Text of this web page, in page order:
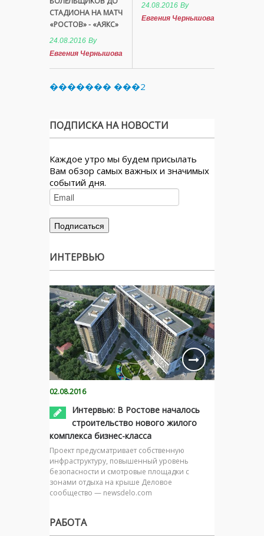
СТАДИОНА НА МАТЧ
«РОСТОВ» - «АЯКС»
24.08.2016 By
Евгения Чернышова
24.08.2016 By
Евгения Чернышова
������� ���2
ПОДПИСКА НА НОВОСТИ
Каждое утро мы будем присылать
Вам обзор самых важных и значимых
событий дня.
ИНТЕРВЬЮ
02.08.2016
Интервью: В Ростове началось
строительство нового жилого
комплекса бизнес-класса
Проект предусматривает собственную
инфраструктуру, повышенный уровень
безопасности и смотровые площадки с
зонами отдыха на крыше Деловое
сообщество — newsdelo.com
РАБОТА